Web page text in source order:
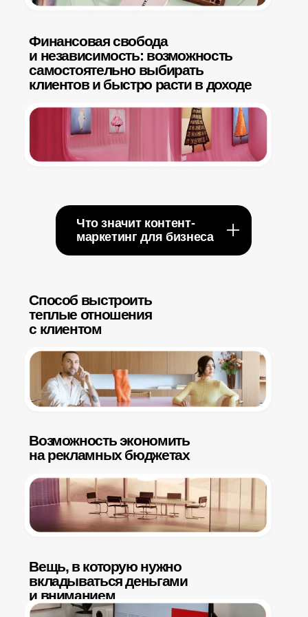
Тот, кто умеет создавать
контент нового времени
и превращать его
в бизнес-результаты
Я хочу стать контент-маркетологом